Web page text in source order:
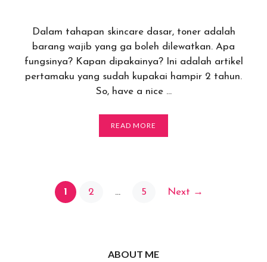
Dalam tahapan skincare dasar, toner adalah
barang wajib yang ga boleh dilewatkan. Apa
fungsinya? Kapan dipakainya? Ini adalah artikel
pertamaku yang sudah kupakai hampir 2 tahun.
So, have a nice …
READ MORE
Post
Page
1 Page
2 … Page
5 Next →
ABOUT ME